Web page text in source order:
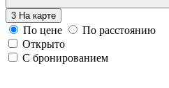
3 На карте
По цене
По расстоянию
Открыто
С бронированием